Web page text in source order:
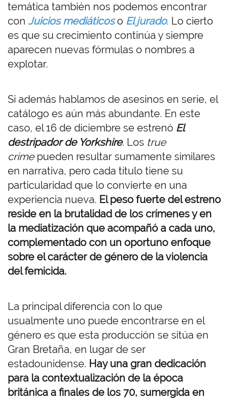
temática también nos podemos encontrar
con Juicios mediáticoso El jurado. Lo cierto
es que su crecimiento continúa y siempre
aparecen nuevas fórmulas o nombres a
explotar.
Si además hablamos de asesinos en serie, el
catálogo es aún más abundante. En este
caso, el 16 de diciembre se estrenó El
destripador de Yorkshire. Los true
crimepueden resultar sumamente similares
en narrativa, pero cada título tiene su
particularidad que lo convierte en una
experiencia nueva. El peso fuerte del estreno
reside en la brutalidad de los crímenes y en
la mediatización que acompañó a cada uno,
complementado con un oportuno enfoque
sobre el carácter de género de la violencia
del femicida.
La principal diferencia con lo que
usualmente uno puede encontrarse en el
género es que esta producción se sitúa en
Gran Bretaña, en lugar de ser
estadounidense. Hay una gran dedicación
para la contextualización de la época
británica a finales de los 70, sumergida en